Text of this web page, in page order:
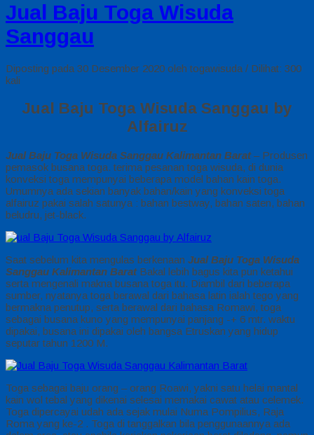
Jual Baju Toga Wisuda
Sanggau
Diposting pada 30 Desember 2020 oleh togawisuda / Dilihat: 300
kali
Jual Baju Toga Wisuda Sanggau by
Alfairuz
Jual Baju Toga Wisuda Sanggau Kalimantan Barat – Produsen
pemasok busana toga. terima pesanan toga wisuda, di dunia
konveksi toga mempunyai beberapa model bahan kain toga.
Umumnya ada sekian banyak bahan/kain yang konveksi toga
alfairuz pakai salah satunya : bahan bestway, bahan saten, bahan
beludru, jet-black.
Saat sebelum kita mengulas berkenaan Jual Baju Toga Wisuda
Sanggau Kalimantan BaratBakal lebih bagus kita pun ketahui
serta mengenali makna busana toga itu. Diambil dari beberapa
sumber, nyatanya toga berawal dari bahasa latin ialah tego yang
bermakna penutup, serta berawal dari bahasa Romawi, toga
sebagai busana kuno yang mempunyai panjang -+ 6 mtr. waktu
dipakai, busana ini dipakai oleh bangsa Etruskan yang hidup
seputar tahun 1200 M.
Toga sebagai baju orang – orang Roawi, yakni satu helai mantal
kain wol tebal yang dikenai selesai memakai cawat atau celemek.
Toga dipercayai udah ada sejak mulai Numa Pompilius, Raja
Roma yang ke-2 . Toga di tanggalkan bila penggunaannya ada